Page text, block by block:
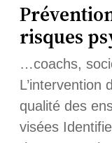
risques
…coachs,
L’intervention
qualité des
visées